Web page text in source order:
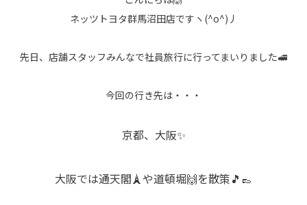
ネッツトヨタ群馬沼田店ですヽ(^o^)丿
先日、店舗スタッフみんなで社員旅行に行ってまいりました🚅
今回の行き先は・・・
京都、大阪✨
大阪では通天閣🗼や道頓堀🙌を散策🎵👞